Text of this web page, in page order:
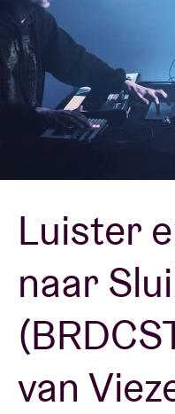
AB ❤ you
Zaalhuur
BRDCST
ABtv
Concertcheque
Over AB
Luister
naar
van